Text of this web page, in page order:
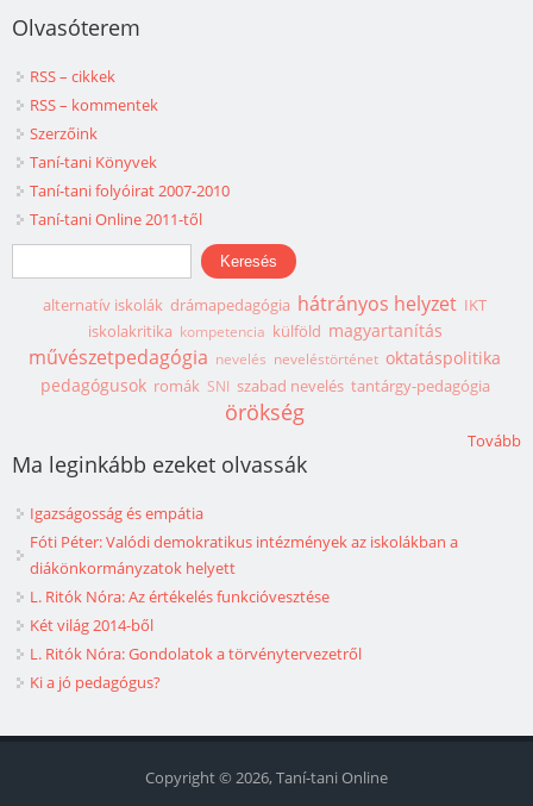
Olvasóterem
RSS – cikkek
RSS – kommentek
Szerzőink
Taní-tani Könyvek
Taní-tani folyóirat 2007-2010
Taní-tani Online 2011-től
Keresés űrlap
Keresés
alternatív iskolák drámapedagógia hátrányos helyzet IKT
iskolakritika kompetencia külföld magyartanítás
művészetpedagógia nevelés neveléstörténet oktatáspolitika
pedagógusok romák SNI szabad nevelés tantárgy-pedagógia
örökség
Tovább
Ma leginkább ezeket olvassák
Igazságosság és empátia
Fóti Péter: Valódi demokratikus intézmények az iskolákban a
diákönkormányzatok helyett
L. Ritók Nóra: Az értékelés funkcióvesztése
Két világ 2014-ből
L. Ritók Nóra: Gondolatok a törvénytervezetről
Ki a jó pedagógus?
Copyright © 2026, Taní-tani Online